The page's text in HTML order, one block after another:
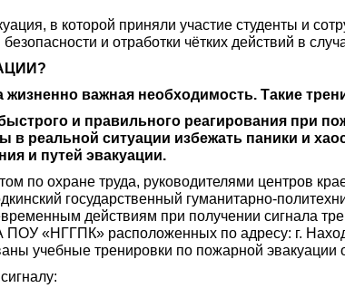
в которой приняли участие студенты и
и отработки чётких действий в
важная необходимость. Такие
и правильного реагирования при
в реальной ситуации избежать паники и
и путей эвакуации.
по охране труда, руководителями центров
государственный гуманитарно-
действиям при получении сигнала
«НГГПК» расположенных по адресу: г.
учебные тренировки по пожарной